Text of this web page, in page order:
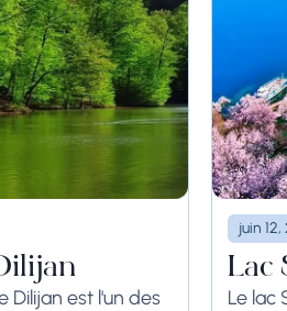
Dilijan est l'un des
juin
Lac
Le lac